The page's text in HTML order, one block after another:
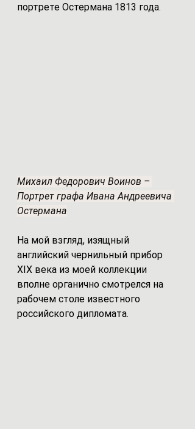
портрете Остермана 1813 года.
Михаил Федорович Воинов –
Портрет графа Ивана Андреевича
Остермана
На мой взгляд, изящный
английский чернильный прибор
XIX века из моей коллекции
вполне органично смотрелся на
рабочем столе известного
российского дипломата.